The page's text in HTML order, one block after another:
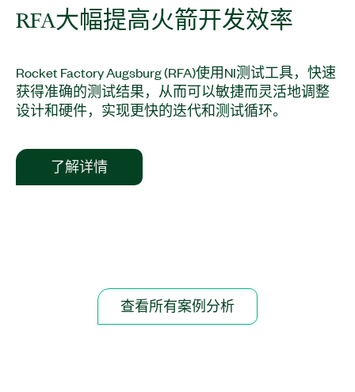
RFA大幅提高火箭开发效率
Rocket Factory Augsburg (RFA)使用NI测试工具，快速
获得准确的测试结果，从而可以敏捷而灵活地调整
设计和硬件，实现更快的迭代和测试循环。
了解详情
查看所有案例分析